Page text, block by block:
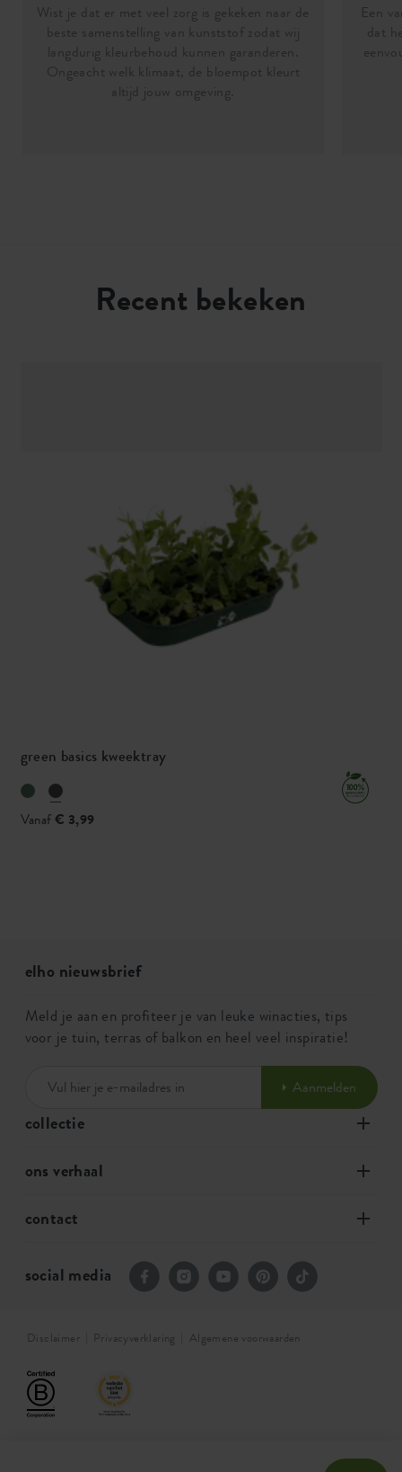
Wist je dat er met veel zorg is gekeken naar de
beste samenstelling van kunststof zodat wij
langdurig kleurbehoud kunnen garanderen.
Ongeacht welk klimaat, de bloempot kleurt
altijd jouw omgeving.
Een
dat
Recent bekeken
green basics kweektray
Vanaf€ 3,99
collectie
ons verhaal
contact
elho nieuwsbrief
Meld je aan en profiteer je van leuke winacties, tips
voor je tuin, terras of balkon en heel veel inspiratie!
Aanmelden
social media
Disclaimer Privacyverklaring Algemene voorwaarden